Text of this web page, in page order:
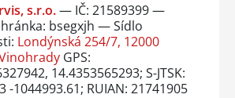
s.r.o.— IČ: 21589399 —
bsegxjh — Sídlo
Londýnská 254/7, 12000
GPS:
14.4353565293; S-JTSK:
-1044993.61; RUIAN: 21741905